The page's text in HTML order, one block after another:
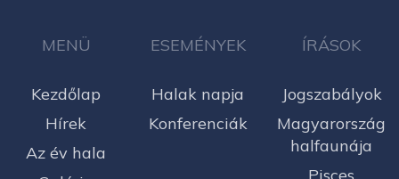
MENÜ
Kezdőlap
Hírek
Az év hala
ESEMÉNYEK
Halak napja
Konferenciák
ÍRÁSOK
Jogszabályok
Magyarország
halfaunája